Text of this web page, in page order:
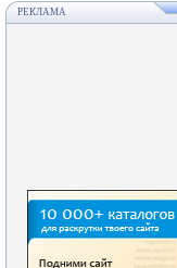
РЕКЛАМА